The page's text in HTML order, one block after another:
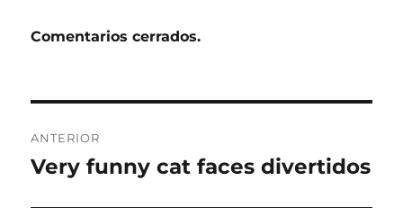
Comentarios cerrados.
de
ANTERIOR
Entrada
Very funny cat faces divertidos